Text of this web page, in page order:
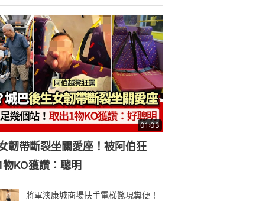
01:03
韌帶斷裂坐關愛座！被阿伯狂
KO獲讚：聰明
將軍澳康城商場扶手電梯驚現糞便！